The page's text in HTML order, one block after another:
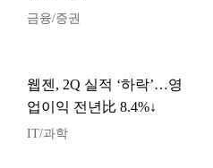
금융/증권
웹젠, 2Q 실적 ‘하락’…영
업이익 전년比 8.4%↓
IT/과학